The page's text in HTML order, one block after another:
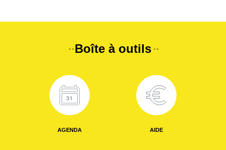
Boîte à outils
AGENDA AIDE